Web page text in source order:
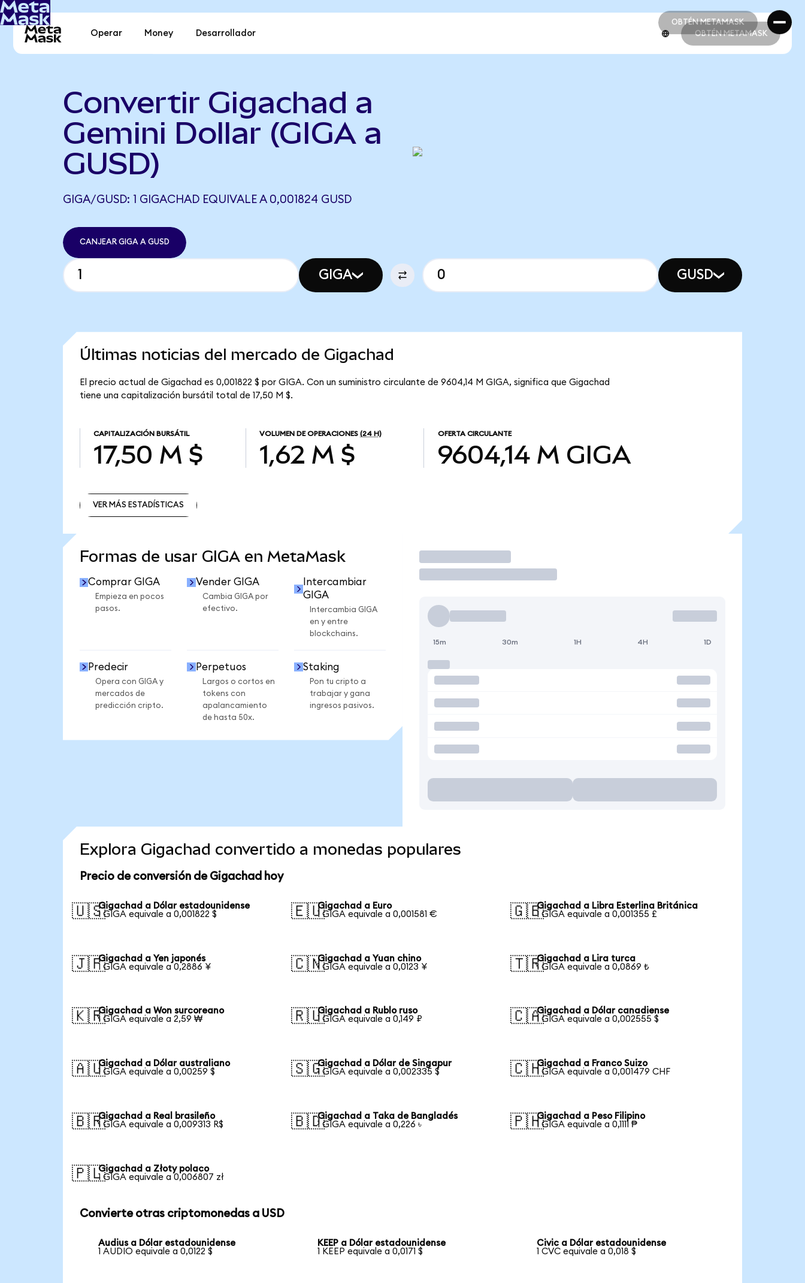
OBTÉN METAMASK
OBTÉN METAMASK
Operar Money Desarrollador OBTÉN METAMASK
Convertir Gigachad a
Gemini Dollar (GIGA a
GUSD)
GIGA/GUSD: 1 GIGACHAD EQUIVALE A 0,001824 GUSD
CANJEAR GIGA A GUSD
GIGA GUSD
Últimas noticias del mercado de Gigachad
El precio actual de Gigachad es 0,001822 $ por GIGA. Con un suministro circulante de 9604,14 M GIGA, significa que Gigachad
tiene una capitalización bursátil total de 17,50 M $.
CAPITALIZACIÓN BURSÁTIL
17,50 M $
VOLUMEN DE OPERACIONES (24 H)
1,62 M $
OFERTA CIRCULANTE
9604,14 M GIGA
VER MÁS ESTADÍSTICAS
Formas de usar GIGA en MetaMask
Comprar GIGA
Empieza en pocos
pasos.
Vender GIGA
Cambia GIGA por
efectivo.
Intercambiar
GIGA
Intercambia GIGA
en y entre
blockchains.
Predecir
Opera con GIGA y
mercados de
predicción cripto.
Perpetuos
Largos o cortos en
tokens con
apalancamiento
de hasta 50x.
Staking
Pon tu cripto a
trabajar y gana
ingresos pasivos.
Operar
15m 30m 1H 4H 1D
Explora Gigachad convertido a monedas populares
Precio de conversión de Gigachad hoy
🇺🇸Gigachad a Dólar estadounidense
1 GIGA equivale a 0,001822 $
🇪🇺Gigachad a Euro
1 GIGA equivale a 0,001581 €
🇬🇧Gigachad a Libra Esterlina Británica
1 GIGA equivale a 0,001355 £
🇯🇵Gigachad a Yen japonés
1 GIGA equivale a 0,2886 ¥
🇨🇳Gigachad a Yuan chino
1 GIGA equivale a 0,0123 ¥
🇹🇷Gigachad a Lira turca
1 GIGA equivale a 0,0869 ₺
🇰🇷Gigachad a Won surcoreano
1 GIGA equivale a 2,59 ₩
🇷🇺Gigachad a Rublo ruso
1 GIGA equivale a 0,149 ₽
🇨🇦Gigachad a Dólar canadiense
1 GIGA equivale a 0,002555 $
🇦🇺Gigachad a Dólar australiano
1 GIGA equivale a 0,00259 $
🇸🇬Gigachad a Dólar de Singapur
1 GIGA equivale a 0,002335 $
🇨🇭Gigachad a Franco Suizo
1 GIGA equivale a 0,001479 CHF
🇧🇷Gigachad a Real brasileño
1 GIGA equivale a 0,009313 R$
🇧🇩Gigachad a Taka de Bangladés
1 GIGA equivale a 0,226 ৳
🇵🇭Gigachad a Peso Filipino
1 GIGA equivale a 0,1111 ₱
🇵🇱Gigachad a Złoty polaco
1 GIGA equivale a 0,006807 zł
Convierte otras criptomonedas a USD
Audius a Dólar estadounidense
1 AUDIO equivale a 0,0122 $
KEEP a Dólar estadounidense
1 KEEP equivale a 0,0171 $
Civic a Dólar estadounidense
1 CVC equivale a 0,018 $